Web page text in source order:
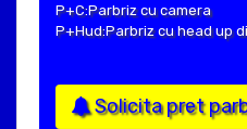
P+C:Parbriz cu camera
P+Hud:Parbriz cu head up
Solicita pret